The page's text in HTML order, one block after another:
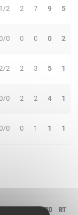
1/2 2 7 9 5
0/0 0 0 0 2
2 2 3 5 1
0 2 2 4 1
0 0 1 1 1
1R/1T RO RD RT